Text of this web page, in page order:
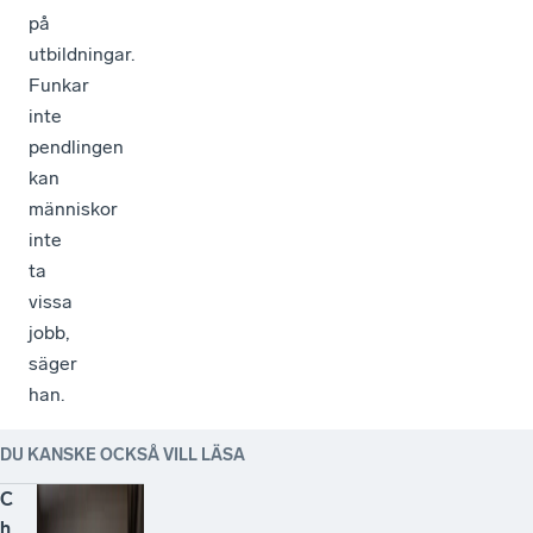
på
utbildningar.
Funkar
inte
pendlingen
kan
människor
inte
ta
vissa
jobb,
säger
han.
DU KANSKE OCKSÅ VILL LÄSA
C